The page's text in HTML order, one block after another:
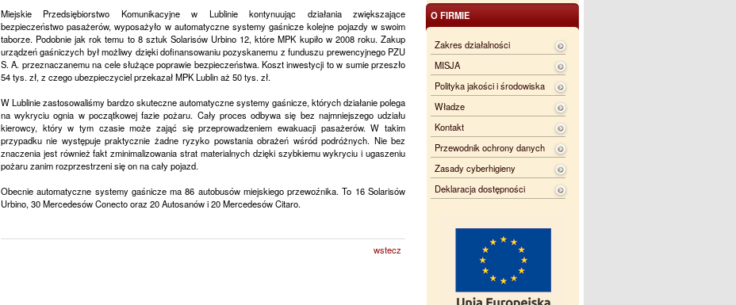
O FIRMIE
Zakres działalności
MISJA
Polityka jakości i środowiska
Władze
Kontakt
Przewodnik ochrony danych
Zasady cyberhigieny
Deklaracja dostępności
Miejskie Przedsiębiorstwo Komunikacyjne w Lublinie kontynuując działania zwiększające
bezpieczeństwo pasażerów, wyposażyło w automatyczne systemy gaśnicze kolejne pojazdy w swoim
taborze. Podobnie jak rok temu to 8 sztuk Solarisów Urbino 12, które MPK kupiło w 2008 roku. Zakup
urządzeń gaśniczych był możliwy dzięki dofinansowaniu pozyskanemu z funduszu prewencyjnego PZU
S. A. przeznaczanemu na cele służące poprawie bezpieczeństwa. Koszt inwestycji to w sumie przeszło
54 tys. zł, z czego ubezpieczyciel przekazał MPK Lublin aż 50 tys. zł.
W Lublinie zastosowaliśmy bardzo skuteczne automatyczne systemy gaśnicze, których działanie polega
na wykryciu ognia w początkowej fazie pożaru. Cały proces odbywa się bez najmniejszego udziału
kierowcy, który w tym czasie może zająć się przeprowadzeniem ewakuacji pasażerów. W takim
przypadku nie występuje praktycznie żadne ryzyko powstania obrażeń wśród podróżnych. Nie bez
znaczenia jest również fakt zminimalizowania strat materialnych dzięki szybkiemu wykryciu i ugaszeniu
pożaru zanim rozprzestrzeni się on na cały pojazd.
Obecnie automatyczne systemy gaśnicze ma 86 autobusów miejskiego przewoźnika. To 16 Solarisów
Urbino, 30 Mercedesów Conecto oraz 20 Autosanów i 20 Mercedesów Citaro.
wstecz